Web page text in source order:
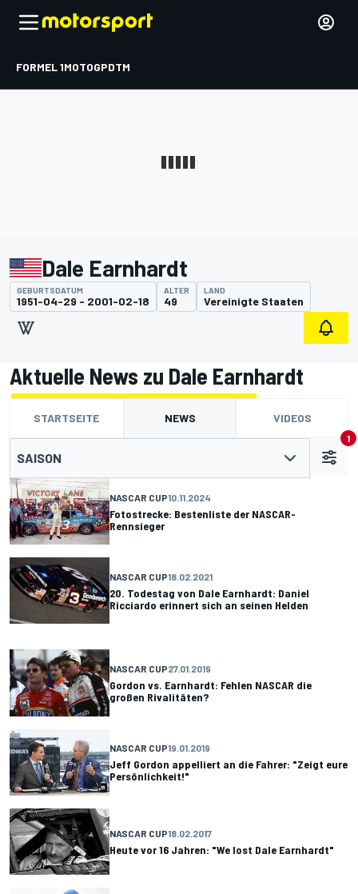
FORMEL 1MOTOGPDTM
Dale Earnhardt
GEBURTSDATUM
1951-04-29 - 2001-02-18
ALTER
49
LAND
Vereinigte Staaten
Aktuelle News zu Dale Earnhardt
STARTSEITE NEWS VIDEOS
SAISON
1
NASCAR CUP10.11.2024
Fotostrecke: Bestenliste der NASCAR-
Rennsieger
NASCAR CUP18.02.2021
20. Todestag von Dale Earnhardt: Daniel
Ricciardo erinnert sich an seinen Helden
NASCAR CUP27.01.2019
Gordon vs. Earnhardt: Fehlen NASCAR die
großen Rivalitäten?
NASCAR CUP19.01.2019
Jeff Gordon appelliert an die Fahrer: "Zeigt eure
Persönlichkeit!"
NASCAR CUP18.02.2017
Heute vor 16 Jahren: "We lost Dale Earnhardt"